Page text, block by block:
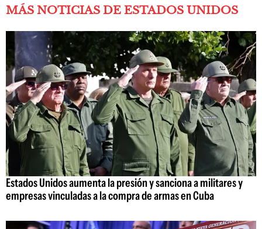
MÁS NOTICIAS DE ESTADOS UNIDOS
Estados Unidos aumenta la presión y sanciona a militares y
empresas vinculadas a la compra de armas en Cuba